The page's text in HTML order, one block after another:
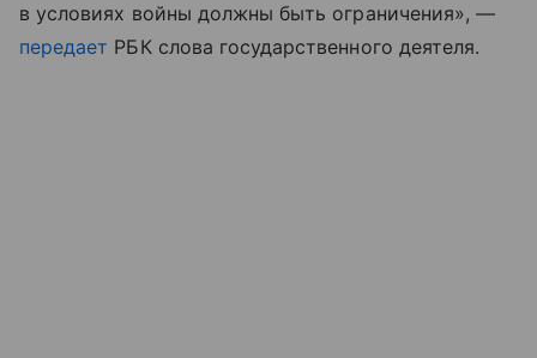
в условиях войны должны быть ограничения», —
передает РБК слова государственного деятеля.